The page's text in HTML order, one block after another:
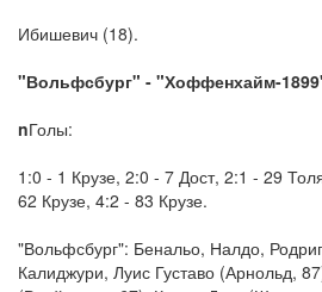
Ибишевич (18).
"Вольфсбург" - "Хоффенхайм-
nГолы:
1:0 - 1 Крузе, 2:0 - 7 Дост, 2:1 - 29
62 Крузе, 4:2 - 83 Крузе.
"Вольфсбург": Бенальо, Налдо,
Калиджури, Луис Густаво (Арнольд,